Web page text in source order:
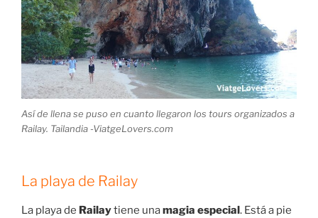
Así de llena se puso en cuanto llegaron los tours organizados a
Railay. Tailandia -ViatgeLovers.com
La playa de Railay
La playa de Railaytiene unamagia especial. Está a pie